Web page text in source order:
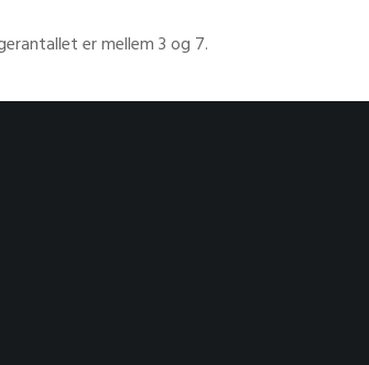
er mellem 3 og 7.